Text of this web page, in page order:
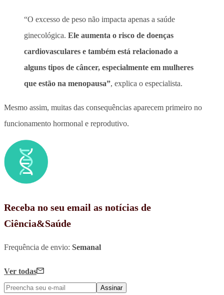
“O excesso de peso não impacta apenas a saúde
ginecológica. Ele aumenta o risco de doenças
cardiovasculares e também está relacionado a
alguns tipos de câncer, especialmente em mulheres
que estão na menopausa”, explica o especialista.
Mesmo assim, muitas das consequências aparecem primeiro no
funcionamento hormonal e reprodutivo.
Receba no seu email as notícias de
Ciência&Saúde
Frequência de envio: Semanal
Ver todas
Assinar